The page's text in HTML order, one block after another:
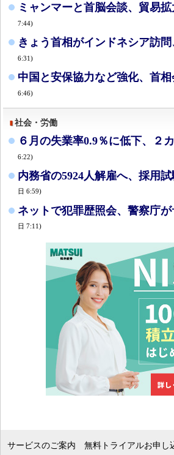
ミャンマーと首脳会談、貿易
7:44)
きょう首相がインドネシア訪問
6:31)
中国と安保協力など強化、首
6:46)
社会・労働
６月の失業率0.9％に低下、２
6:22)
内務省の5924人解雇へ、採用
日 6:59)
ネットで犯罪歴照会、警察庁
日 7:11)
サービスのご案内 無料トライアルお申